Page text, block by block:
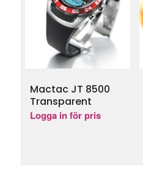
Mactac JT 8500
Transparent
Logga in för pris